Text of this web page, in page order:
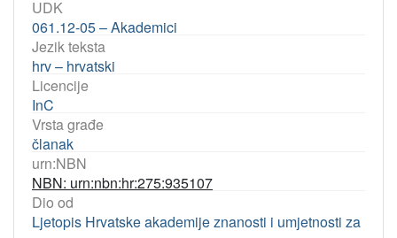
UDK
061.12-05 – Akademici
Jezik teksta
hrv – hrvatski
Licencije
InC
Vrsta građe
članak
urn:NBN
NBN: urn:nbn:hr:275:935107
Dio od
Ljetopis Hrvatske akademije znanosti i umjetnosti za